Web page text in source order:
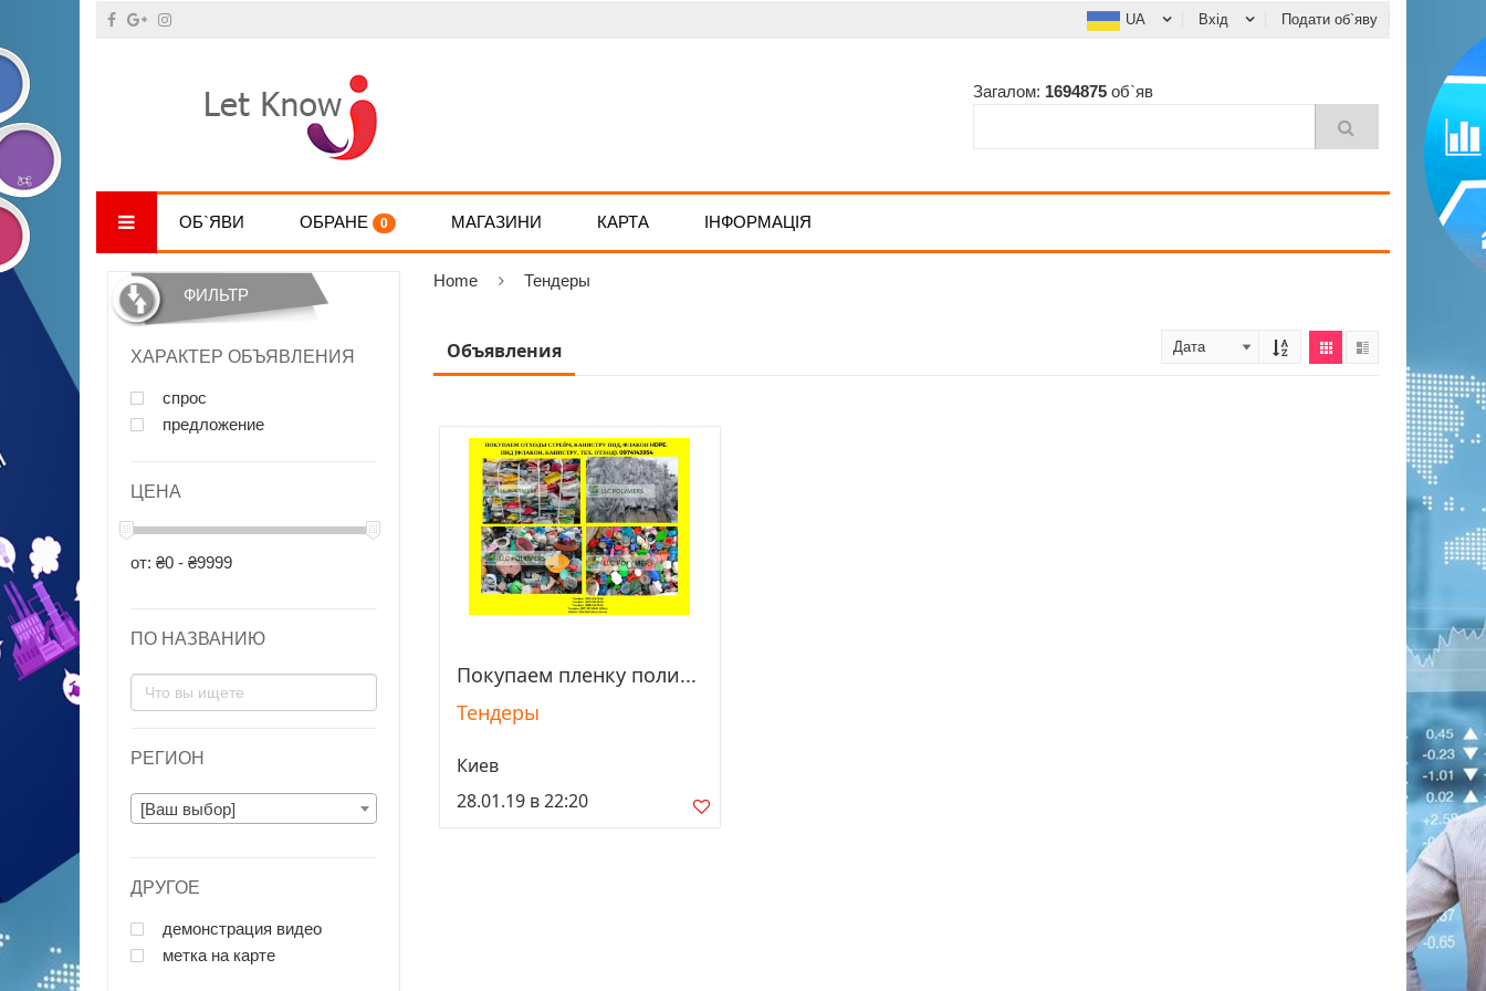
UA Вхід Подати об`яву
Загалом: 1694875об`яв
ОБ`ЯВИ ОБРАНЕ 0 МАГАЗИНИ КАРТА ІНФОРМАЦІЯ
ФИЛЬТР
ХАРАКТЕР ОБЪЯВЛЕНИЯ
спрос
предложение
ЦЕНА
от: ₴0 - ₴9999
ПО НАЗВАНИЮ
РЕГИОН
[Ваш выбор]
ДРУГОЕ
демонстрация видео
метка на карте
Home Тендеры
Объявления
Просмотреть
Покупаем пленку поли...
Тендеры
Киев
28.01.19 в 22:20